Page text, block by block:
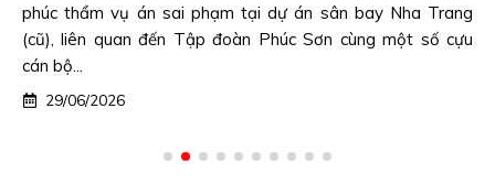
phúc thẩm vụ án sai phạm tại dự án sân bay Nha Trang
(cũ), liên quan đến Tập đoàn Phúc Sơn cùng một số cựu
cán bộ...
29/06/2026